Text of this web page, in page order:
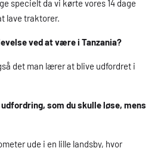
specielt da vi kørte vores 14 dage
lave traktorer.
ved at være i Tanzania?
det man lærer at blive udfordret i
som du skulle løse, mens
ude i en lille landsby, hvor